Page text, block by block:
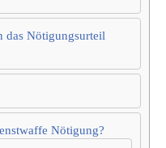
das Nötigungsurteil
Nötigung?